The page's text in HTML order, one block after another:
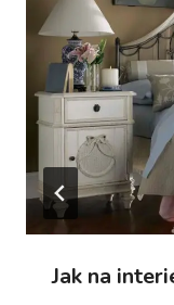
Jak na